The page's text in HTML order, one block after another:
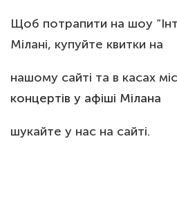
Щоб потрапити на шоу
Мілані, купуйте квитки на
нашому сайті та в касах
концертів у афіші Мілана
шукайте у нас на сайті.